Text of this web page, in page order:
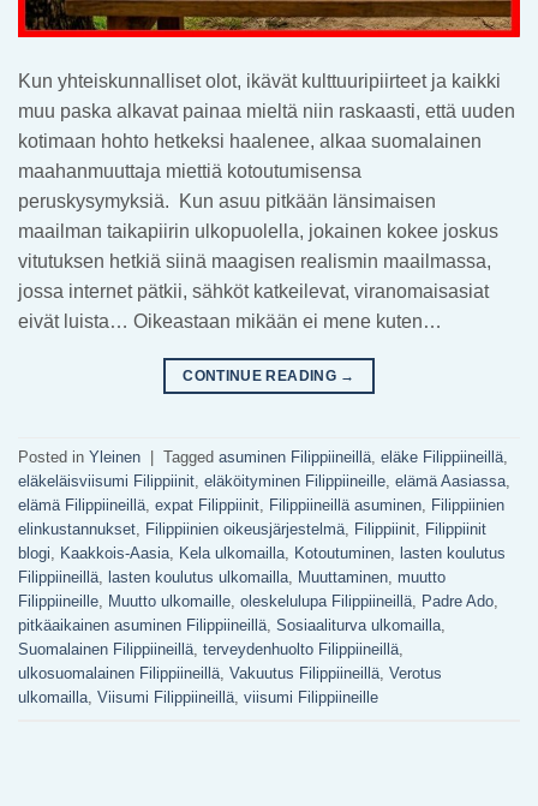
Kun yhteiskunnalliset olot, ikävät kulttuuripiirteet ja kaikki
muu paska alkavat painaa mieltä niin raskaasti, että uuden
kotimaan hohto hetkeksi haalenee, alkaa suomalainen
maahanmuuttaja miettiä kotoutumisensa
peruskysymyksiä. Kun asuu pitkään länsimaisen
maailman taikapiirin ulkopuolella, jokainen kokee joskus
vitutuksen hetkiä siinä maagisen realismin maailmassa,
jossa internet pätkii, sähköt katkeilevat, viranomaisasiat
eivät luista… Oikeastaan mikään ei mene kuten…
CONTINUE READING →
Posted in Yleinen Tagged asuminen Filippiineillä, eläke Filippiineillä,
eläkeläisviisumi Filippiinit, eläköityminen Filippiineille, elämä Aasiassa,
elämä Filippiineillä, expat Filippiinit, Filippiineillä asuminen, Filippiinien
elinkustannukset, Filippiinien oikeusjärjestelmä, Filippiinit, Filippiinit
blogi, Kaakkois-Aasia, Kela ulkomailla, Kotoutuminen, lasten koulutus
Filippiineillä, lasten koulutus ulkomailla, Muuttaminen, muutto
Filippiineille, Muutto ulkomaille, oleskelulupa Filippiineillä, Padre Ado,
pitkäaikainen asuminen Filippiineillä, Sosiaaliturva ulkomailla,
Suomalainen Filippiineillä, terveydenhuolto Filippiineillä,
ulkosuomalainen Filippiineillä, Vakuutus Filippiineillä, Verotus
ulkomailla, Viisumi Filippiineillä, viisumi Filippiineille